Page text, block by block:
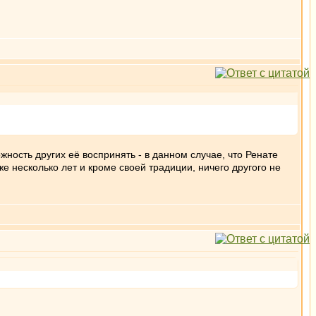
других её воспринять - в данном случае, что Ренате
лет и кроме своей традиции, ничего другого не